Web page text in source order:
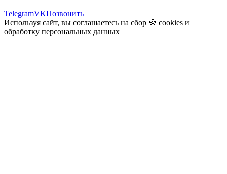
TelegramVKПозвонить
Используя сайт, вы соглашаетесь на сбор 🍪 cookies и
обработку персональных данных